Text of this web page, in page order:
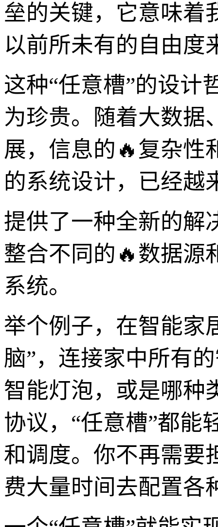
垒的关键，它意味着
以前所未有的自由度
这种“任意槽”的设计
为珍贵。随着大数据
展，信息的🔥复杂性
的系统设计，已经越
提供了一种全新的解
整合不同的🔥数据源
系统。
举个例子，在智能家
脑”，连接家中所有
智能灯泡，或是哪种
协议，“任意槽”都能
和调度。你不再需要
费大量时间去配置各